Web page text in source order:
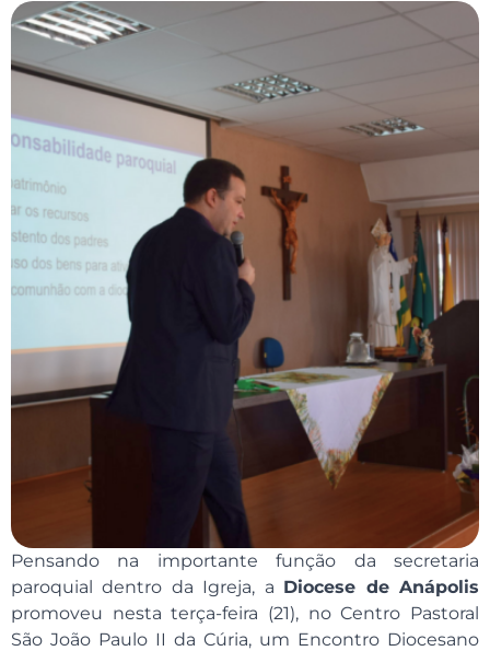
Pensando na importante função da secretaria
paroquial dentro da Igreja, a Diocese de Anápolis
promoveu nesta terça-feira (21), no Centro Pastoral
São João Paulo II da Cúria, um Encontro Diocesano